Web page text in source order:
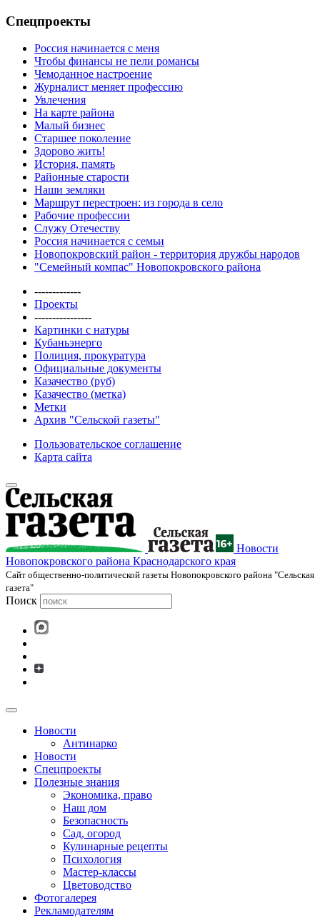
Спецпроекты
Россия начинается с меня
Чтобы финансы не пели романсы
Чемоданное настроение
Журналист меняет профессию
Увлечения
На карте района
Малый бизнес
Старшее поколение
Здорово жить!
История, память
Районные старости
Наши земляки
Маршрут перестроен: из города в село
Рабочие профессии
Служу Отечеству
Россия начинается с семьи
Новопокровский район - территория дружбы народов
"Семейный компас" Новопокровского района
-------------
Проекты
----------------
Картинки с натуры
Кубаньэнерго
Полиция, прокуратура
Официальные документы
Казачество (руб)
Казачество (метка)
Метки
Архив "Сельской газеты"
Пользовательское соглашение
Карта сайта
Новости
Новопокровского района Краснодарского края
Cайт общественно-политической газеты Новопокровского района "Сельская
газета"
Поиск
Новости
Антинарко
Новости
Спецпроекты
Полезные знания
Экономика, право
Наш дом
Безопасность
Сад, огород
Кулинарные рецепты
Психология
Мастер-классы
Цветоводство
Фотогалерея
Рекламодателям